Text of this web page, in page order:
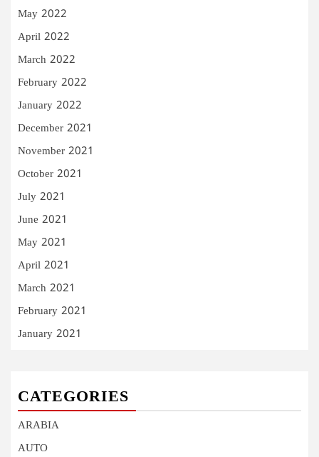
May 2022
April 2022
March 2022
February 2022
January 2022
December 2021
November 2021
October 2021
July 2021
June 2021
May 2021
April 2021
March 2021
February 2021
January 2021
CATEGORIES
ARABIA
AUTO